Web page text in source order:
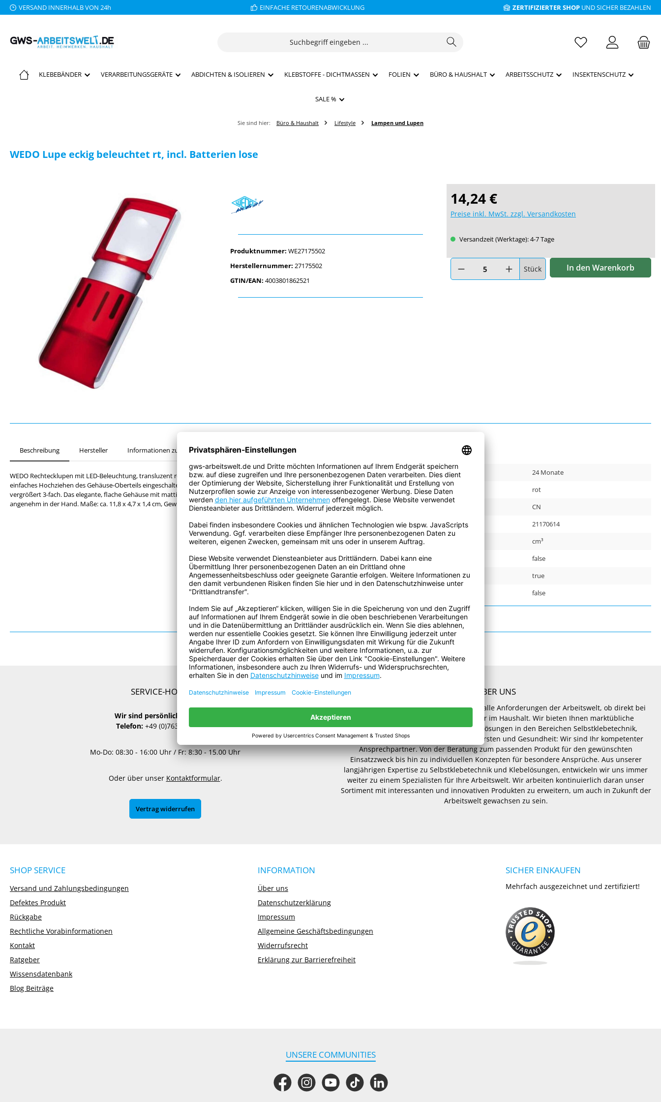
Hauptinhalt springen
Zur Suche springen
Zur Hauptnavigation springen
VERSAND INNERHALB VON 24h EINFACHE RETOURENABWICKLUNG ZERTIFIZIERTER SHOP UND SICHER BEZAHLEN
KLEBEBÄNDER VERARBEITUNGSGERÄTE ABDICHTEN & ISOLIEREN KLEBSTOFFE - DICHTMASSEN FOLIEN BÜRO & HAUSHALT ARBEITSSCHUTZ INSEKTENSCHUTZ
SALE %
Sie sind hier: Büro & Haushalt Lifestyle Lampen und Lupen
WEDO Lupe eckig beleuchtet rt, incl. Batterien lose
Produktnummer: WE27175502
Herstellernummer: 27175502
GTIN/EAN: 4003801862521
Regulärer Preis:
14,24 €
Preise inkl. MwSt. zzgl. Versandkosten
Versandzeit (Werktage): 4-7 Tage
Produkt Anzahl: Gib den gewünschten Wert ein oder benutze
Stück In den Warenkorb
Beschreibung Hersteller Informationen zur Produktsicherheit
WEDO Rechtecklupen mit LED-Beleuchtung, transluzent rot. Das extrahelle weiße LED-Licht wird durch
einfaches Hochziehen des Gehäuse-Oberteils eingeschaltet. Die ca. 3,5 x 3,8 cm große Kunststofflinse
vergrößert 3-fach. Das elegante, flache Gehäuse mit mattierter Kunststoffoberfläche liegt leicht und
angenehm in der Hand. Maße: ca. 11,8 x 4,7 x 1,4 cm, Gewicht: 48 g. Lieferung inkl. 2 x 3V CR1220-Batterien.
Garantie:
24 Monate
Farbe:
rot
Ursprungsland:
CN
ECLASS Klassifizierung Nummer:
21170614
Volumen:
cm³
Gefahrgut:
false
Batterien sind enthalten:
true
false
SERVICE-HOTLINE
Wir sind persönlich für Sie da:
Telefon: +49 (0)7634 50762-00
Mo-Do: 08:30 - 16:00 Uhr / Fr: 8:30 - 15.00 Uhr
Oder über unser Kontaktformular.
Vertrag widerrufen
ÜBER UNS
Diegws-Arbeitsweltbietet Lösungen für alle Anforderungen der Arbeitswelt, ob direkt bei
der Arbeit, bei Freizeit und Hobby oder im Haushalt. Wir bieten Ihnen marktübliche
Handelsware oder maßgeschneiderte Lösungen in den Bereichen Selbstklebetechnik,
Arbeitsschutz, Verpackungslösungen, Bürsten und Gesundheit: Wir sind Ihr kompetenter
Ansprechpartner. Von der Beratung zum passenden Produkt für den gewünschten
Einsatzzweck bis hin zu individuellen Konzepten für besondere Ansprüche. Aus unserer
langjährigen Expertise zu Selbstklebetechnik und Klebelösungen, entwickeln wir uns immer
weiter zu einem Spezialisten für Ihre Arbeitswelt. Wir arbeiten kontinuierlich daran unser
Sortiment mit interessanten und innovativen Produkten zu erweitern, um auch in Zukunft der
Arbeitswelt gewachsen zu sein.
SHOP SERVICE
Versand und Zahlungsbedingungen
Defektes Produkt
Rückgabe
Rechtliche Vorabinformationen
Kontakt
Ratgeber
Wissensdatenbank
Blog Beiträge
INFORMATION
Über uns
Datenschutzerklärung
Impressum
Allgemeine Geschäftsbedingungen
Widerrufsrecht
Erklärung zur Barrierefreiheit
SICHER EINKAUFEN
Mehrfach ausgezeichnet und zertifiziert!
UNSERE COMMUNITIES
FacebookInstagramYouTubeTikTok LinkedIn